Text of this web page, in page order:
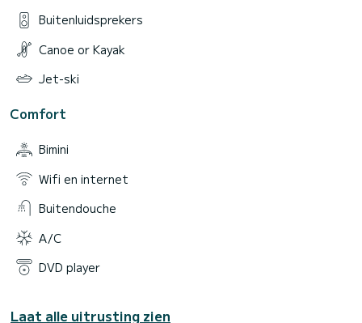
Buitenluidsprekers
Canoe or Kayak
Jet-ski
Comfort
Bimini
Wifi en internet
Buitendouche
A/C
DVD player
Laat alle uitrusting zien